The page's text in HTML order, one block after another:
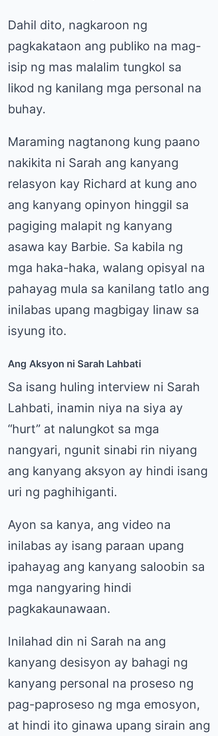
Dahil dito, nagkaroon ng
pagkakataon ang publiko na mag-
isip ng mas malalim tungkol sa
likod ng kanilang mga personal na
buhay.
Maraming nagtanong kung paano
nakikita ni Sarah ang kanyang
relasyon kay Richard at kung ano
ang kanyang opinyon hinggil sa
pagiging malapit ng kanyang
asawa kay Barbie. Sa kabila ng
mga haka-haka, walang opisyal na
pahayag mula sa kanilang tatlo ang
inilabas upang magbigay linaw sa
isyung ito.
Ang Aksyon ni Sarah Lahbati
Sa isang huling interview ni Sarah
Lahbati, inamin niya na siya ay
“hurt” at nalungkot sa mga
nangyari, ngunit sinabi rin niyang
ang kanyang aksyon ay hindi isang
uri ng paghihiganti.
Ayon sa kanya, ang video na
inilabas ay isang paraan upang
ipahayag ang kanyang saloobin sa
mga nangyaring hindi
pagkakaunawaan.
Inilahad din ni Sarah na ang
kanyang desisyon ay bahagi ng
kanyang personal na proseso ng
pag-paproseso ng mga emosyon,
at hindi ito ginawa upang sirain ang